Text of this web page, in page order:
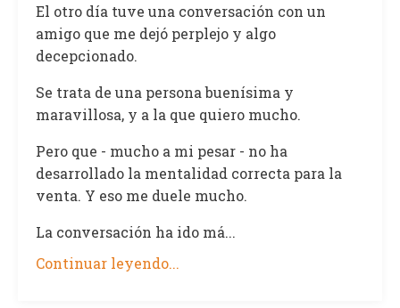
El otro día tuve una conversación con un
amigo que me dejó perplejo y algo
decepcionado.
Se trata de una persona buenísima y
maravillosa, y a la que quiero mucho.
Pero que - mucho a mi pesar - no ha
desarrollado la mentalidad correcta para la
venta. Y eso me duele mucho.
La conversación ha ido má...
Continuar leyendo...